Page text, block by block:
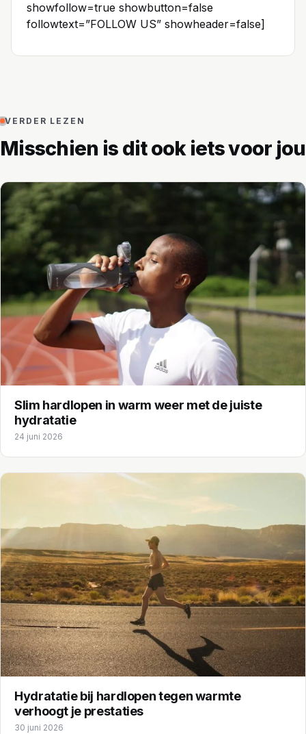
showfollow=true showbutton=false
followtext=”FOLLOW US” showheader=false]
VERDER LEZEN
Misschien is dit ook iets voor jou
Slim hardlopen in warm weer met de juiste
hydratatie
24 juni 2026
Hydratatie bij hardlopen tegen warmte
verhoogt je prestaties
30 juni 2026